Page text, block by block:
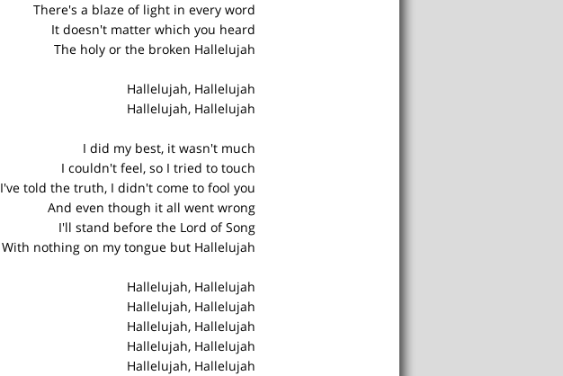
There's a blaze of light in every word
It doesn't matter which you heard
The holy or the broken Hallelujah
Hallelujah, Hallelujah
Hallelujah, Hallelujah
I did my best, it wasn't much
I couldn't feel, so I tried to touch
I've told the truth, I didn't come to fool you
And even though it all went wrong
I'll stand before the Lord of Song
With nothing on my tongue but Hallelujah
Hallelujah, Hallelujah
Hallelujah, Hallelujah
Hallelujah, Hallelujah
Hallelujah, Hallelujah
Hallelujah, Hallelujah